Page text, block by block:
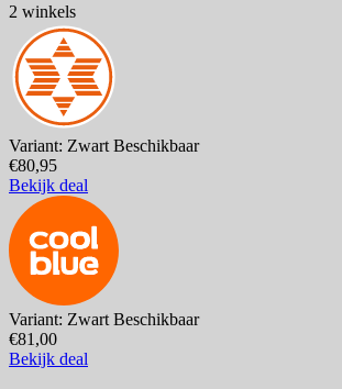
2 winkels
Variant: Zwart Beschikbaar
€80,95
Bekijk deal
Variant: Zwart Beschikbaar
€81,00
Bekijk deal